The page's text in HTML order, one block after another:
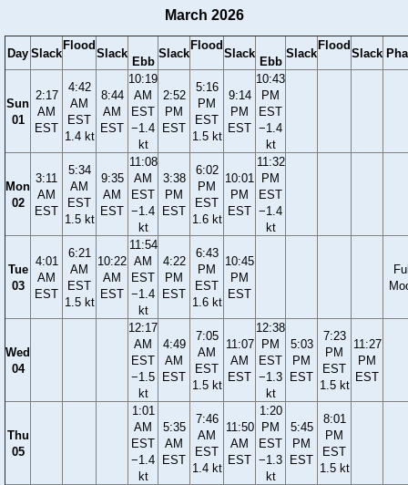
March 2026
Day Slack
Flood
Slack
Ebb
Slack
Flood
Slack
Ebb
Slack
Flood
Slack
Sun
01
2:17
AM
EST
4:42
AM
EST
1.4 kt
8:44
AM
EST
10:19
AM
EST
−1.4
kt
2:52
PM
EST
5:16
PM
EST
1.5 kt
9:14
PM
EST
10:43
PM
EST
−1.4
kt
Mon
02
3:11
AM
EST
5:34
AM
EST
1.5 kt
9:35
AM
EST
11:08
AM
EST
−1.4
kt
3:38
PM
EST
6:02
PM
EST
1.6 kt
10:01
PM
EST
11:32
PM
EST
−1.4
kt
Tue
03
4:01
AM
EST
6:21
AM
EST
1.5 kt
10:22
AM
EST
11:54
AM
EST
−1.4
kt
4:22
PM
EST
6:43
PM
EST
1.6 kt
10:45
PM
EST
Wed
04
12:17
AM
EST
−1.5
kt
4:49
AM
EST
7:05
AM
EST
1.5 kt
11:07
AM
EST
12:38
PM
EST
−1.3
kt
5:03
PM
EST
7:23
PM
EST
1.5 kt
11:27
PM
EST
Thu
05
1:01
AM
EST
−1.4
kt
5:35
AM
EST
7:46
AM
EST
1.4 kt
11:50
AM
EST
1:20
PM
EST
−1.3
kt
5:45
PM
EST
8:01
PM
EST
1.5 kt